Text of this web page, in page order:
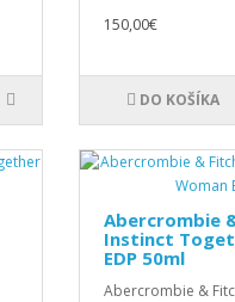
150,00€
DO KOŠÍKA
Abercrombie
Instinct
EDP 50ml
Abercrombie &